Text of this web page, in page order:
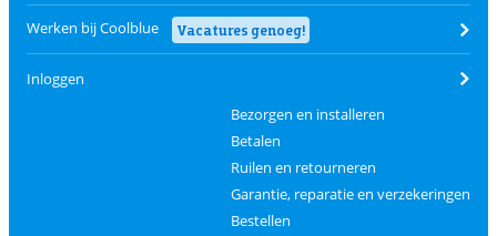
Werken bij Coolblue Vacatures genoeg!
Inloggen
Bezorgen en installeren
Betalen
Ruilen en retourneren
Garantie, reparatie en verzekeringen
Bestellen